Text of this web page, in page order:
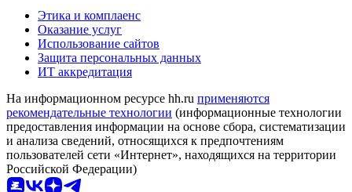
Этика и комплаенс
Оказание услуг
Использование сайтов
Защита персональных данных
ИТ аккредитация
На информационном ресурсе hh.ru применяются
рекомендательные технологии (информационные технологии
предоставления информации на основе сбора, систематизации
и анализа сведений, относящихся к предпочтениям
пользователей сети «Интернет», находящихся на территории
Российской Федерации)